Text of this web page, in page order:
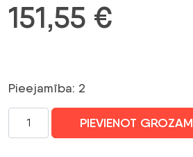
151,55 €
Pieejamība: 2
WRL
ACCESS
PIEVIENOT GROZAM